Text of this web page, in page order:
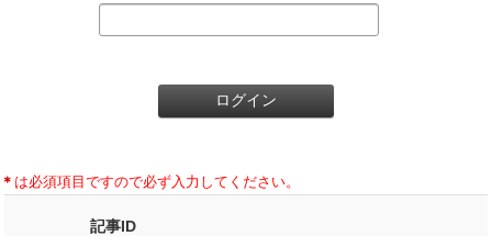
＊ は必須項目ですので必ず入力してください。
記事ID